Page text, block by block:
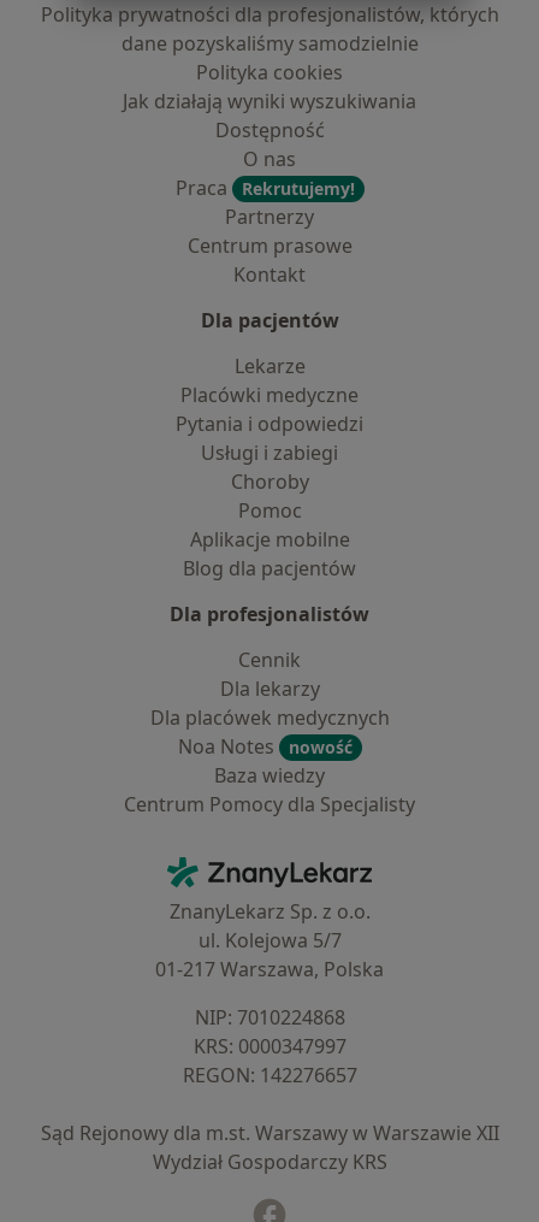
Polityka prywatności dla profesjonalistów, których
dane pozyskaliśmy samodzielnie
Polityka cookies
Jak działają wyniki wyszukiwania
Dostępność
O nas
Praca
Rekrutujemy!
Partnerzy
Centrum prasowe
Kontakt
Dla pacjentów
Lekarze
Placówki medyczne
Pytania i odpowiedzi
Usługi i zabiegi
Choroby
Pomoc
Aplikacje mobilne
Blog dla pacjentów
Dla profesjonalistów
Cennik
Dla lekarzy
Dla placówek medycznych
Noa Notes
nowość
Baza wiedzy
Centrum Pomocy dla Specjalisty
ZnanyLekarz - Strona główna
ZnanyLekarz Sp. z o.o.
ul. Kolejowa 5/7
01-217 Warszawa, Polska
NIP: ⁠7010224868
KRS: ⁠0000347997
REGON: ⁠142276657
Sąd Rejonowy dla m.st. Warszawy w Warszawie XII
Wydział Gospodarczy KRS